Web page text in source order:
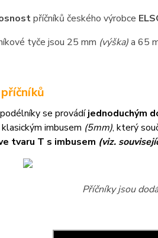
příčníků českého výrobce
tyče jsou 25 mm (výška)a 65
se provádíjednoduchým
imbusem (5mm), který
tvaru T s imbusem (viz.
Příčníky jsou